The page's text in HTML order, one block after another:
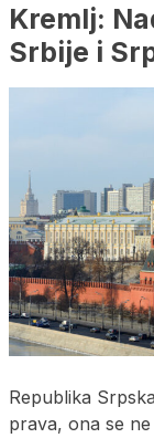
Kremlj:
Srbije i
Republika
prava, ona se